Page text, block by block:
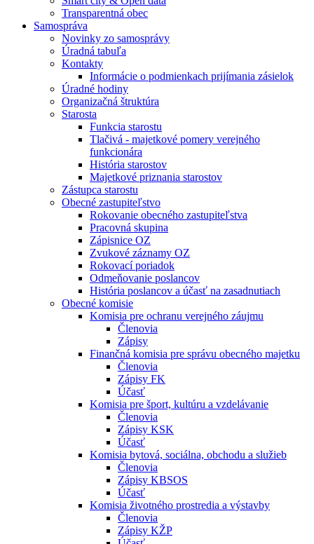
Transparentná obec
Samospráva
Novinky zo samosprávy
Úradná tabuľa
Kontakty
Informácie o podmienkach prijímania zásielok
Úradné hodiny
Organizačná štruktúra
Starosta
Funkcia starostu
Tlačivá - majetkové pomery verejného
funkcionára
História starostov
Majetkové priznania starostov
Zástupca starostu
Obecné zastupiteľstvo
Rokovanie obecného zastupiteľstva
Pracovná skupina
Zápisnice OZ
Zvukové záznamy OZ
Rokovací poriadok
Odmeňovanie poslancov
História poslancov a účasť na zasadnutiach
Obecné komisie
Komisia pre ochranu verejného záujmu
Členovia
Zápisy
Finančná komisia pre správu obecného majetku
Členovia
Zápisy FK
Účasť
Komisia pre šport, kultúru a vzdelávanie
Členovia
Zápisy KSK
Účasť
Komisia bytová, sociálna, obchodu a služieb
Členovia
Zápisy KBSOS
Účasť
Komisia životného prostredia a výstavby
Členovia
Zápisy KŽP